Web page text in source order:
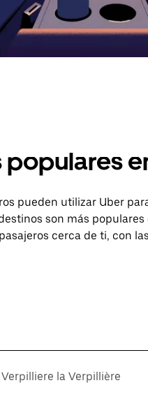
populares
pueden utilizar Uber
son más
cerca de ti, con
la Verpillière